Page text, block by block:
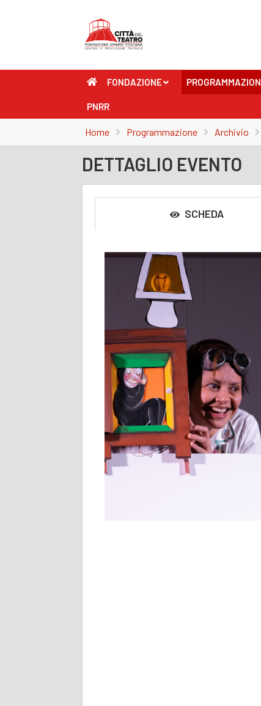
FONDAZIONE
PNRR
Home Programmazione Archivio
DETTAGLIO EVENTO
SCHEDA